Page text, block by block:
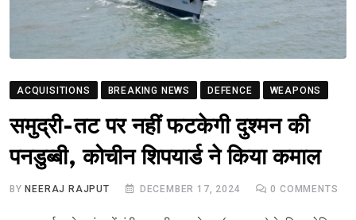
ACQUISITIONS BREAKING NEWS DEFENCE WEAPONS
समुद्री-तट पर नहीं फटकेगी दुश्मन की
पनडुब्बी, कोचीन शिपयार्ड ने किया कमाल
BY NEERAJ RAJPUT DECEMBER 17, 2024 0 COMMENTS